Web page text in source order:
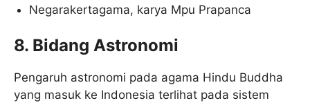
Negarakertagama, karya Mpu Prapanca
8. Bidang Astronomi
Pengaruh astronomi pada agama Hindu Buddha
yang masuk ke Indonesia terlihat pada sistem